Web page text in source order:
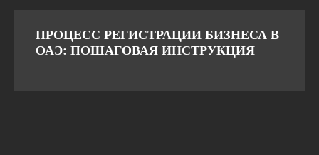
ПРОЦЕСС РЕГИСТРАЦИИ БИЗНЕСА В
ОАЭ: ПОШАГОВАЯ ИНСТРУКЦИЯ